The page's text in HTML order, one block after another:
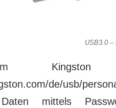
USB3.0 –
Kingston
de/usb/
mittels